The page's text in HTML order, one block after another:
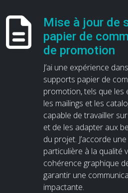
Mise à jour de
papier de
de promotion
J’ai une expérience
supports papier de
promotion, tels que les
les mailings et les
capable de travailler
et de les adapter aux
du projet. J’accorde
particulière à la qualité
cohérence graphique
garantir une
impactante.